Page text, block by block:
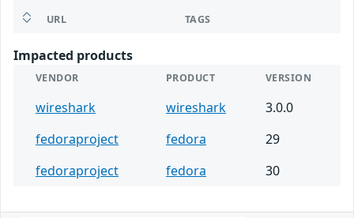
URL TAGS
Impacted products
VENDOR PRODUCT VERSION
wireshark wireshark
3.0.0
fedoraproject
fedora
29
fedoraproject
fedora 30